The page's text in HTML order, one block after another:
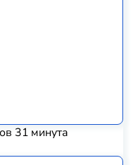
31 минута